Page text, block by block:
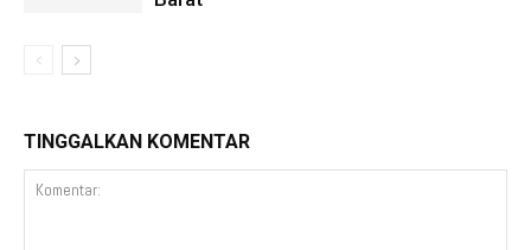
TINGGALKAN KOMENTAR